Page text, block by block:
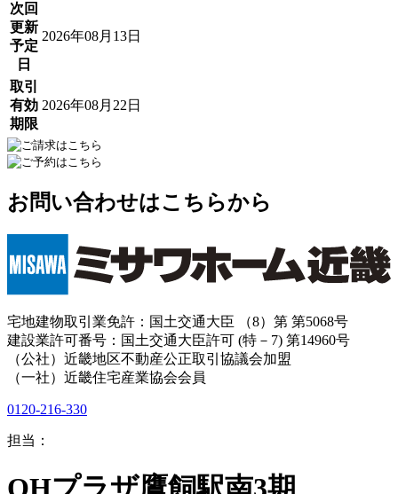
次回
更新
予定
日
2026年08月13日
取引
有効
期限
2026年08月22日
お問い合わせはこちらから
宅地建物取引業免許：国土交通大臣 （8）第 第5068号
建設業許可番号：国土交通大臣許可 (特－7) 第14960号
（公社）近畿地区不動産公正取引協議会加盟
（一社）近畿住宅産業協会会員
0120-216-330
担当：